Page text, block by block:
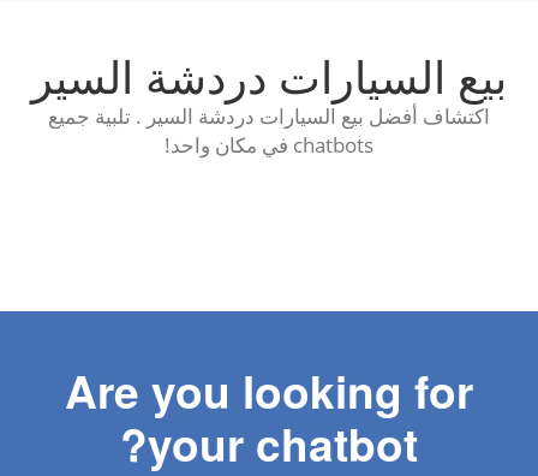
بيع السيارات دردشة السير
اكتشاف أفضل بيع السيارات دردشة السير . تلبية جميع
chatbots في مكان واحد!
Are you looking for
your chatbot?